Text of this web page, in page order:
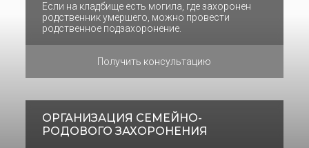
Если на кладбище есть могила, где захоронен
родственник умершего, можно провести
родственное подзахоронение.
Получить консультацию
ОРГАНИЗАЦИЯ СЕМЕЙНО-
РОДОВОГО ЗАХОРОНЕНИЯ